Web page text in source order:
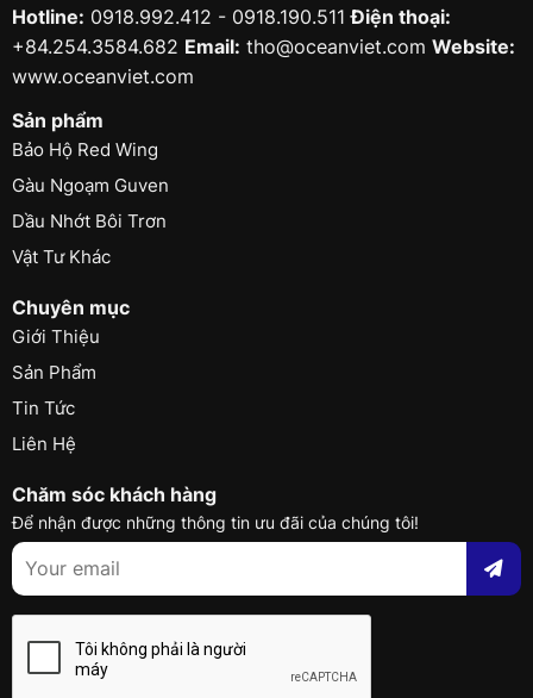
Hotline: 0918.992.412 - 0918.190.511Điện thoại:
+84.254.3584.682 Email: tho@oceanviet.com Website:
www.oceanviet.com
Sản phẩm
Bảo Hộ Red Wing
Gàu Ngoạm Guven
Dầu Nhớt Bôi Trơn
Vật Tư Khác
Chuyên mục
Giới Thiệu
Sản Phẩm
Tin Tức
Liên Hệ
Chăm sóc khách hàng
Để nhận được những thông tin ưu đãi của chúng tôi!